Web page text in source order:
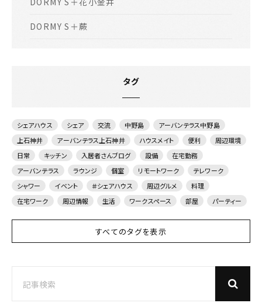
DORMY S＋蕨
タグ
シェアハウス シェア 交流 中野島
アーバンテラス中野島
上石神井
アーバンテラス上石神井 ハウスメイト 便利
周辺環境
日常
キッチン 入居者さんブログ 設備
在宅勤務
アーバンテラス
ラウンジ 個室 リモートワーク
テレワーク
シャワー
イベント ＃シェアハウス 周辺グルメ
料理
在宅ワーク
周辺情報 生活 ワークスペース 部屋 パーティー
すべてのタグを表示